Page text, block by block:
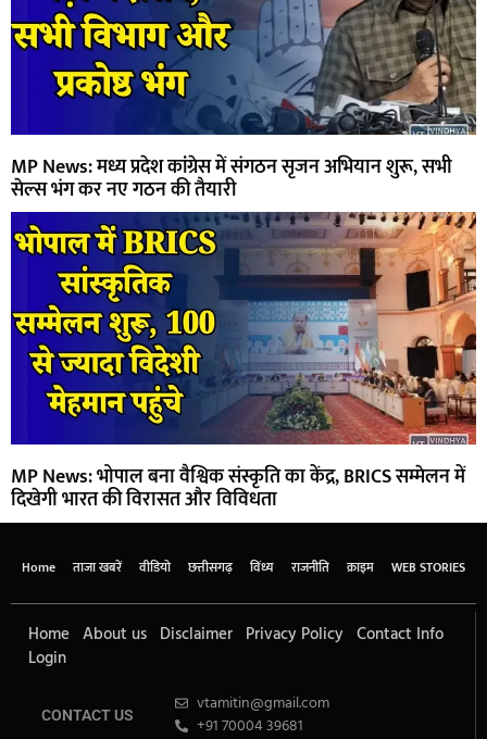
MP News: मध्य प्रदेश कांग्रेस में संगठन सृजन अभियान शुरू, सभी
सेल्स भंग कर नए गठन की तैयारी
MP News: भोपाल बना वैश्विक संस्कृति का केंद्र, BRICS सम्मेलन में
दिखेगी भारत की विरासत और विविधता
Home ताजा खबरें वीडियो छत्तीसगढ़ विंध्य राजनीति क्राइम WEB STORIES
Home About us Disclaimer Privacy Policy Contact Info
Login
CONTACT US
vtamitin@gmail.com
+91 70004 39681